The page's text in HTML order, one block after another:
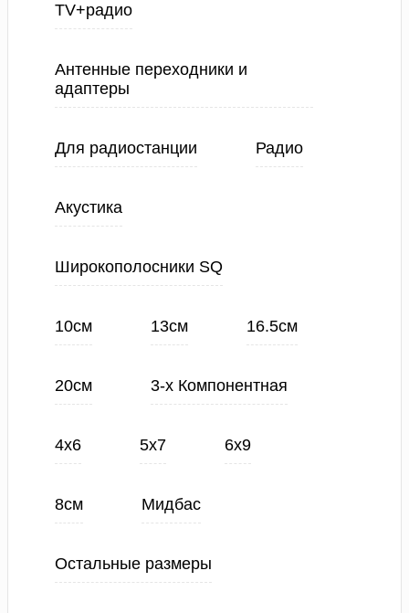
TV+радио
Антенные переходники и
адаптеры
Для радиостанции Радио
Акустика
Широкополосники SQ
10см 13см 16.5см
20см 3-х Компонентная
4х6 5х7 6х9
8см Мидбас
Остальные размеры